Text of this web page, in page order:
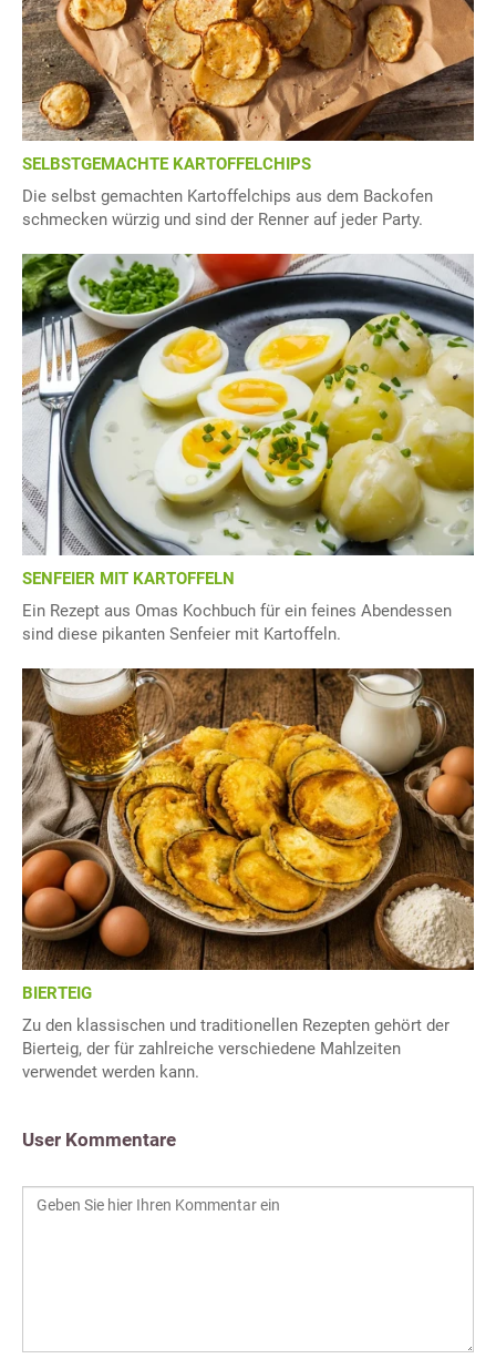
SELBSTGEMACHTE KARTOFFELCHIPS
Die selbst gemachten Kartoffelchips aus dem Backofen
schmecken würzig und sind der Renner auf jeder Party.
SENFEIER MIT KARTOFFELN
Ein Rezept aus Omas Kochbuch für ein feines Abendessen
sind diese pikanten Senfeier mit Kartoffeln.
BIERTEIG
Zu den klassischen und traditionellen Rezepten gehört der
Bierteig, der für zahlreiche verschiedene Mahlzeiten
verwendet werden kann.
User Kommentare